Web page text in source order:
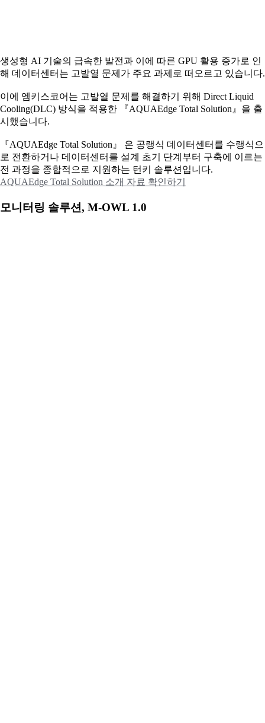
생성형 AI 기술의 급속한 발전과 이에 따른 GPU 활용 증가로 인
해 데이터센터는 고발열 문제가 주요 과제로 떠오르고 있습니다.
이에 엠키스코어는 고발열 문제를 해결하기 위해 Direct Liquid
Cooling(DLC) 방식을 적용한 『AQUAEdge Total Solution』을 출
시했습니다.
『AQUAEdge Total Solution』 은 공랭식 데이터센터를 수랭식으
로 전환하거나 데이터센터를 설계 초기 단계부터 구축에 이르는
전 과정을 종합적으로 지원하는 턴키 솔루션입니다.
AQUAEdge Total Solution 소개 자료 확인하기
모니터링 솔루션, M-OWL 1.0